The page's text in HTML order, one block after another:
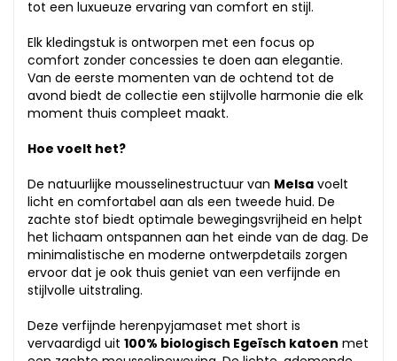
tot een luxueuze ervaring van comfort en stijl.
Elk kledingstuk is ontworpen met een focus op
comfort zonder concessies te doen aan elegantie.
Van de eerste momenten van de ochtend tot de
avond biedt de collectie een stijlvolle harmonie die elk
moment thuis compleet maakt.
Hoe voelt het?
De natuurlijke mousselinestructuur van Melsa voelt
licht en comfortabel aan als een tweede huid. De
zachte stof biedt optimale bewegingsvrijheid en helpt
het lichaam ontspannen aan het einde van de dag. De
minimalistische en moderne ontwerpdetails zorgen
ervoor dat je ook thuis geniet van een verfijnde en
stijlvolle uitstraling.
Deze verfijnde herenpyjamaset met short is
vervaardigd uit 100% biologisch Egeïsch katoen met